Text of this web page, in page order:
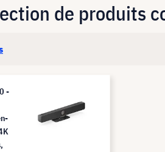
de produits
-